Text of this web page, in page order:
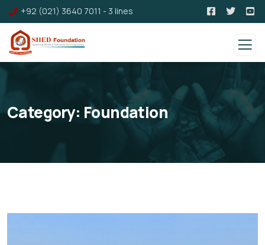
+92 (021) 3640 7011 - 3 lines
Category: Foundation